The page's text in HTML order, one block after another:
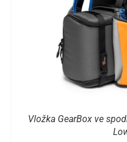
Vložka GearBox ve